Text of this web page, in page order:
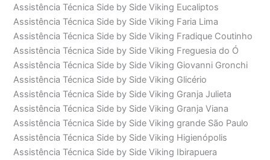
Assistência Técnica Side by Side Viking Eucaliptos
Assistência Técnica Side by Side Viking Faria Lima
Assistência Técnica Side by Side Viking Fradique Coutinho
Assistência Técnica Side by Side Viking Freguesia do Ó
Assistência Técnica Side by Side Viking Giovanni Gronchi
Assistência Técnica Side by Side Viking Glicério
Assistência Técnica Side by Side Viking Granja Julieta
Assistência Técnica Side by Side Viking Granja Viana
Assistência Técnica Side by Side Viking grande São Paulo
Assistência Técnica Side by Side Viking Higienópolis
Assistência Técnica Side by Side Viking Ibirapuera